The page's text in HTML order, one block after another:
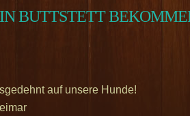
BUTTSTETT
auf unsere Hunde!